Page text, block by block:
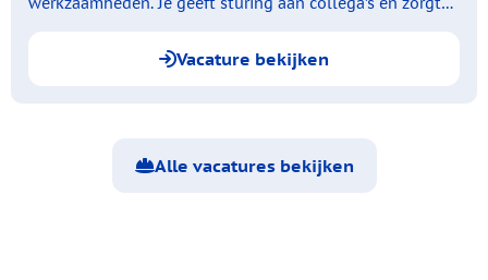
eerste aanspreekpunt voor opdrachtgevers.
Vacature bekijken
Alle vacatures bekijken